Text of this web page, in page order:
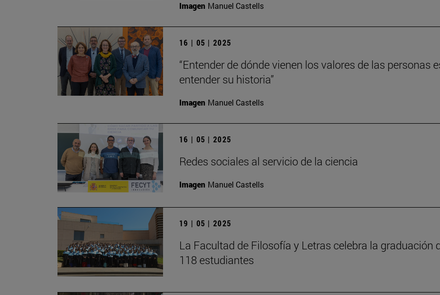
Imagen Manuel Castells
16 | 05 | 2025
“Entender de dónde vienen los valores de las personas
entender su historia”
Imagen Manuel Castells
16 | 05 | 2025
Redes sociales al servicio de la ciencia
Imagen Manuel Castells
19 | 05 | 2025
La Facultad de Filosofía y Letras celebra la graduación
118 estudiantes